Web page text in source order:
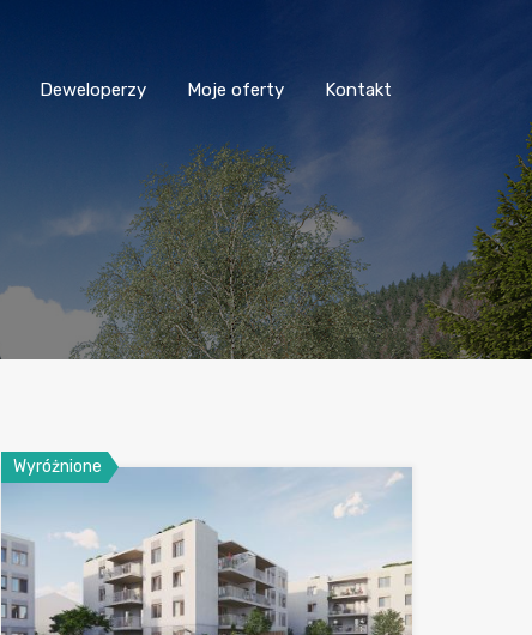
Deweloperzy Moje oferty Kontakt
Wyróżnione